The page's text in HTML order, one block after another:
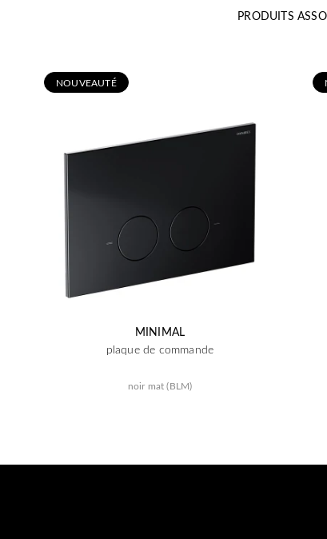
PRODUITS
NOUVEAUTÉ
MINIMAL
plaque de commande
noir mat (BLM)